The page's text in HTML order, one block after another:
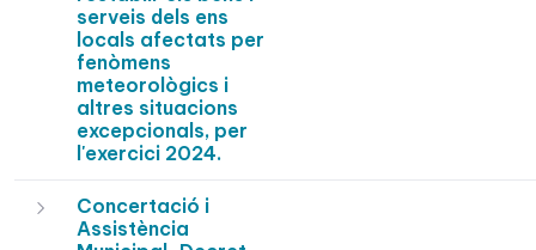
serveis dels ens
locals afectats per
fenòmens
meteorològics i
altres situacions
excepcionals, per
l'exercici 2024.
Concertació i
Assistència